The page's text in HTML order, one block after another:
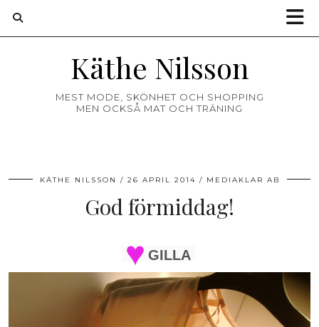
Käthe Nilsson
MEST MODE, SKÖNHET OCH SHOPPING
MEN OCKSÅ MAT OCH TRÄNING
KÄTHE NILSSON 26 APRIL 2014 MEDIAKLAR AB
God förmiddag!
GILLA